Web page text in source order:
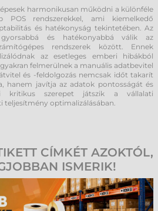
harmonikusan működni a különféle
POS rendszerekkel, ami kiemelkedő
és hatékonyság tekintetében. Az
és hatékonyabbá válik az
rendszerek között. Ennek
az esetleges emberi hibákból
felmerülnek a manuális adatbevitel
és -feldolgozás nemcsak időt takarít
hanem javítja az adatok pontosságát és
kritikus szerepet játszik a vállalati
teljesítmény optimalizálásában.
CÍMKÉT AZOKTÓL,
ISMERIK!